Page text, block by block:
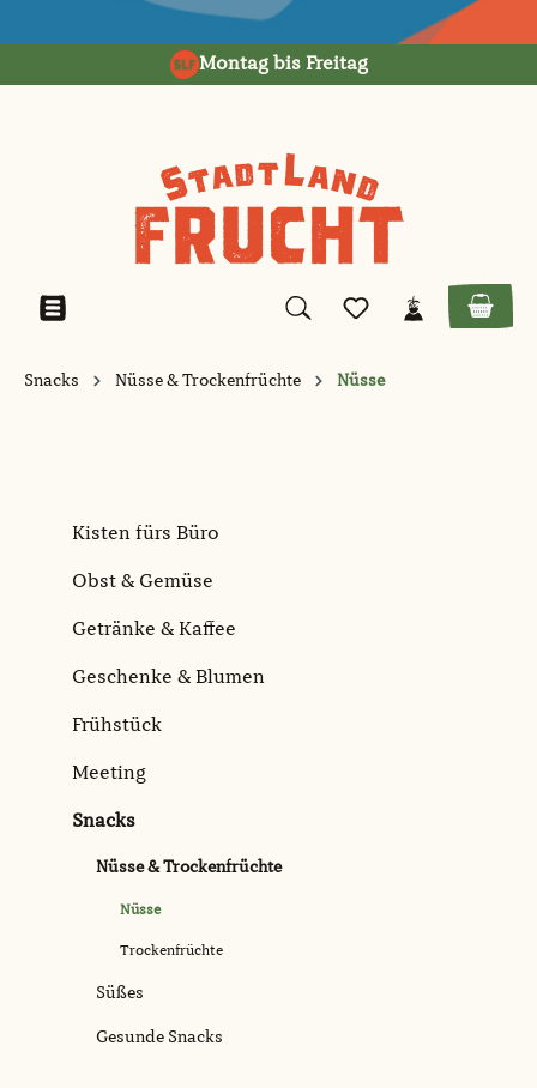
Montag bis Freitag
Snacks Nüsse & Trockenfrüchte Nüsse
Kisten fürs Büro
Obst & Gemüse
Getränke & Kaffee
Geschenke & Blumen
Frühstück
Meeting
Snacks
Nüsse & Trockenfrüchte
Nüsse
Trockenfrüchte
Süßes
Gesunde Snacks